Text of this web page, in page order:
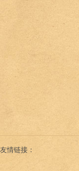
友情链接：